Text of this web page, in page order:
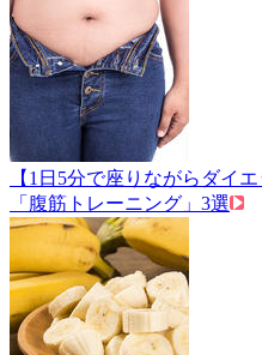
【1日5分で座りながらダイ
「腹筋トレーニング」3選